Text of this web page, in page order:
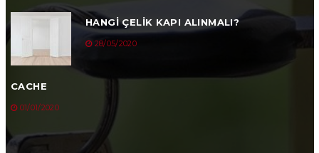
HANGI ÇELIK KAPI ALINMALI?
28/05/2020
CACHE
01/01/2020